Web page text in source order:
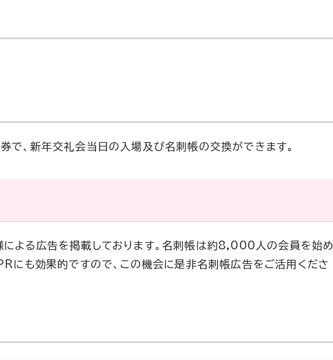
で、新年交礼会当日の入場及び名刺帳の交換ができます。
よる広告を掲載しております。名刺帳は約8,000人の会員を始め
にも効果的ですので、この機会に是非名刺帳広告をご活用くださ